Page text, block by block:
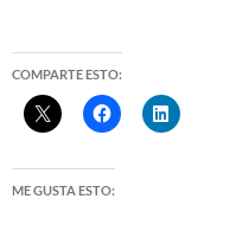
COMPARTE ESTO:
ME GUSTA ESTO: